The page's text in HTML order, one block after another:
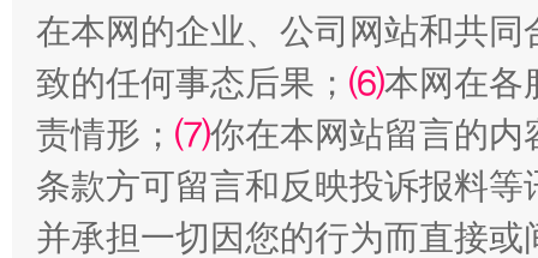
在本网的企业、公司网站和共
致的任何事态后果； ⑹本网在各
责情形； ⑺你在本网站留言的内
条款方可留言和反映投诉报料
并承担一切因您的行为而直接